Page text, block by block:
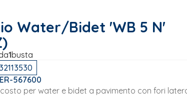
Water/Bidet 'WB 5 N'
1busta
567600
per water e bidet a pavimento con fori